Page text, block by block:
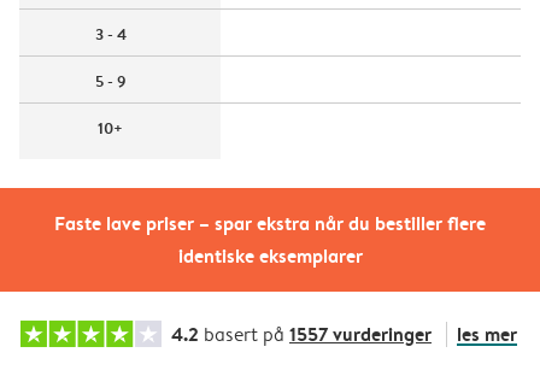
Faste lave priser – spar ekstra når du bestiller flere
identiske eksemplarer
3 - 4
5 - 9
10+
4.2 basert på 1557 vurderinger les mer